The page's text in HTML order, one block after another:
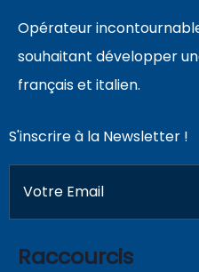
Opérateur
souhaitant développer
français et italien.
S'inscrire à la Newsletter !
Raccourcis